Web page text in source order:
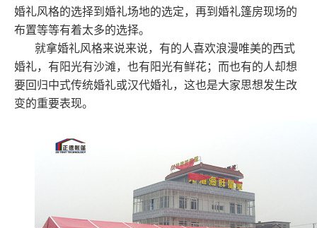
婚礼风格的选择到婚礼场地的选定，再到婚礼篷房现场的
布置等等有着太多的选择。
就拿婚礼风格来说来说，有的人喜欢浪漫唯美的西式
婚礼，有阳光有沙滩，也有阳光有鲜花；而也有的人却想
要回归中式传统婚礼或汉代婚礼，这也是大家思想发生改
变的重要表现。